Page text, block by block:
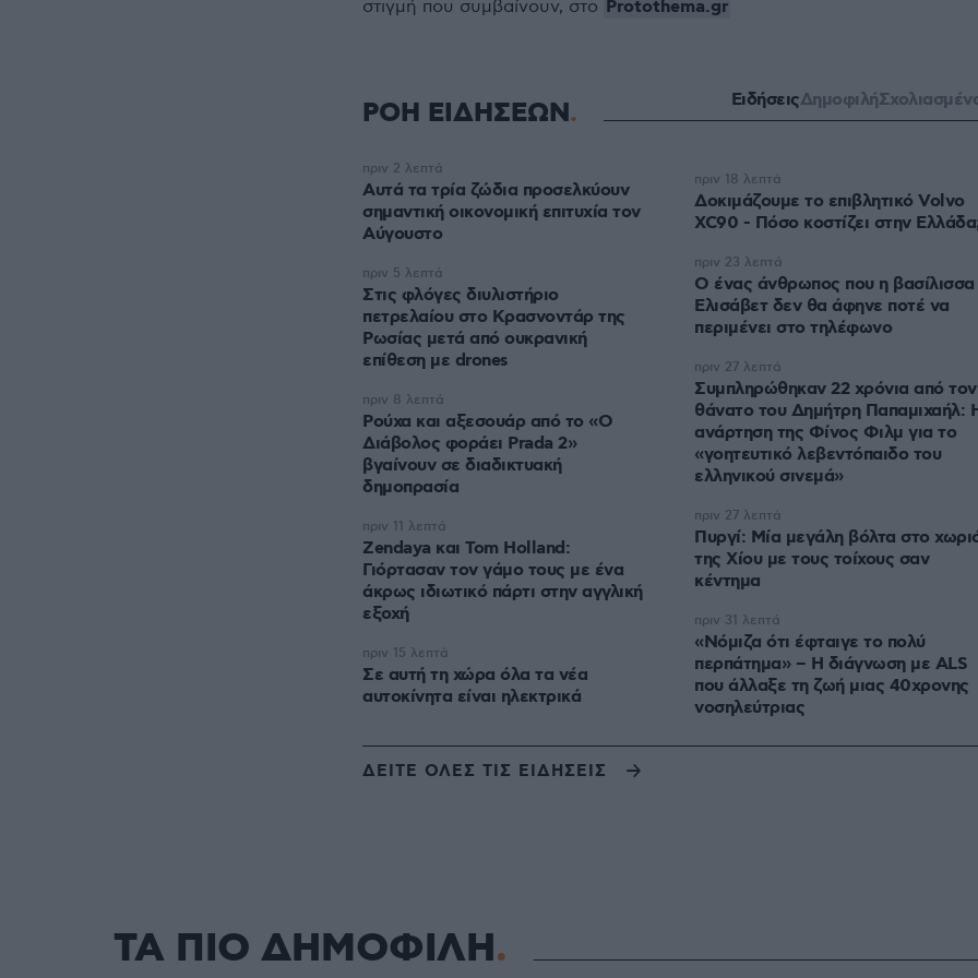
στιγμή που συμβαίνουν, στο Protothema.gr
ΡΟΗ ΕΙΔΗΣΕΩΝ ΕιδήσειςΔημοφιλή
Αυτά τα τρία ζώδια προσελκύουν
σημαντική οικονομική επιτυχία τον
Αύγουστο
πριν 2 λεπτά
Στις φλόγες διυλιστήριο
πετρελαίου στο Κρασνοντάρ της
Ρωσίας μετά από ουκρανική
επίθεση με drones
πριν 5 λεπτά
Ρούχα και αξεσουάρ από το «Ο
Διάβολος φοράει Prada 2»
βγαίνουν σε διαδικτυακή
δημοπρασία
πριν 8 λεπτά
Zendaya και Tom Holland:
Γιόρτασαν τον γάμο τους με ένα
άκρως ιδιωτικό πάρτι στην αγγλική
εξοχή
πριν 11 λεπτά
Σε αυτή τη χώρα όλα τα νέα
αυτοκίνητα είναι ηλεκτρικά
πριν 15 λεπτά
Δοκιμάζουμε το επιβλητικό Volvo
XC90 - Πόσο κοστίζει στην
πριν 18 λεπτά
Ο ένας άνθρωπος που η βασίλισσα
Ελισάβετ δεν θα άφηνε ποτέ να
περιμένει στο τηλέφωνο
πριν 23 λεπτά
Συμπληρώθηκαν 22 χρόνια από τον
θάνατο του Δημήτρη Παπαμιχαήλ:
ανάρτηση της Φίνος Φιλμ για το
«γοητευτικό λεβεντόπαιδο του
ελληνικού σινεμά»
πριν 27 λεπτά
Πυργί: Mία μεγάλη βόλτα στο
της Χίου με τους τοίχους σαν
κέντημα
πριν 27 λεπτά
«Νόμιζα ότι έφταιγε το πολύ
περπάτημα» – Η διάγνωση με ALS
που άλλαξε τη ζωή μιας 40χρονης
νοσηλεύτριας
πριν 31 λεπτά
ΔΕΙΤΕ ΟΛΕΣ ΤΙΣ ΕΙΔΗΣΕΙΣ
ΤΑ ΠΙΟ ΔΗΜΟΦΙΛΗ